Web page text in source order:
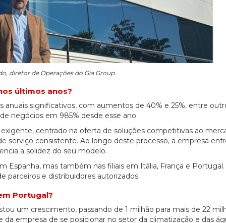
diretor de Operações do Gia Group.
últimos anos?
anuais significativos, com aumentos de 40% e 25%, entre
negócios em 985% desde esse ano.
centrado na oferta de soluções competitivas ao
serviço consistente. Ao longo deste processo, a empresa
a solidez do seu modelo.
Espanha, mas também nas filiais em Itália, França e Portugal.
parceiros e distribuidores autorizados.
Portugal?
um crescimento, passando de 1 milhão para mais de 22
empresa de se posicionar no setor da climatização e das